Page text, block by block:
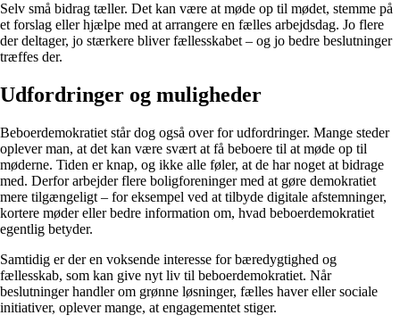
Selv små bidrag tæller. Det kan være at møde op til mødet, stemme på
et forslag eller hjælpe med at arrangere en fælles arbejdsdag. Jo flere
der deltager, jo stærkere bliver fællesskabet – og jo bedre beslutninger
træffes der.
Udfordringer og muligheder
Beboerdemokratiet står dog også over for udfordringer. Mange steder
oplever man, at det kan være svært at få beboere til at møde op til
møderne. Tiden er knap, og ikke alle føler, at de har noget at bidrage
med. Derfor arbejder flere boligforeninger med at gøre demokratiet
mere tilgængeligt – for eksempel ved at tilbyde digitale afstemninger,
kortere møder eller bedre information om, hvad beboerdemokratiet
egentlig betyder.
Samtidig er der en voksende interesse for bæredygtighed og
fællesskab, som kan give nyt liv til beboerdemokratiet. Når
beslutninger handler om grønne løsninger, fælles haver eller sociale
initiativer, oplever mange, at engagementet stiger.